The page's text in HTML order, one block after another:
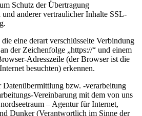
Schutz der Übertragung
und anderer vertraulicher Inhalte SSL-
eine derart verschlüsselte Verbindung
der Zeichenfolge „https://“ und einem
Adresszeile (der Browser ist die
besuchten) erkennen.
Datenübermittlung bzw. -verarbeitung
Vereinbarung mit dem von uns
– Agentur für Internet,
Dunker (Verantwortlich im Sinne der